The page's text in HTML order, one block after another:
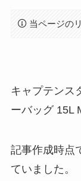
当ページの
キャプテンス
ーバッグ 15L
記事作成時点
ていました。